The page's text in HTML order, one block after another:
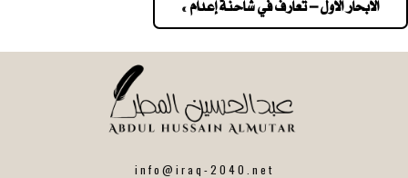
info@iraq-2040.net